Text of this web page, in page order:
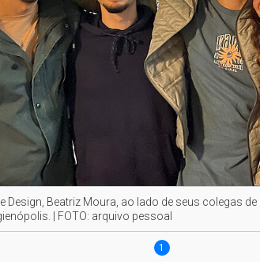
Design, Beatriz Moura, ao lado de seus colegas
| FOTO: arquivo pessoal
1